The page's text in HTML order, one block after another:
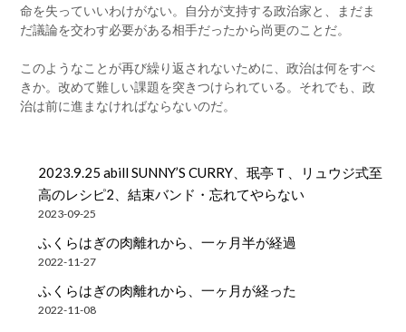
命を失っていいわけがない。自分が支持する政治家と、まだま
だ議論を交わす必要がある相手だったから尚更のことだ。
このようなことが再び繰り返されないために、政治は何をすべ
きか。改めて難しい課題を突きつけられている。それでも、政
治は前に進まなければならないのだ。
2023.9.25 abill SUNNY’S CURRY、珉亭Ｔ、リュウジ式至
高のレシピ2、結束バンド・忘れてやらない
2023-09-25
ふくらはぎの肉離れから、一ヶ月半が経過
2022-11-27
ふくらはぎの肉離れから、一ヶ月が経った
2022-11-08